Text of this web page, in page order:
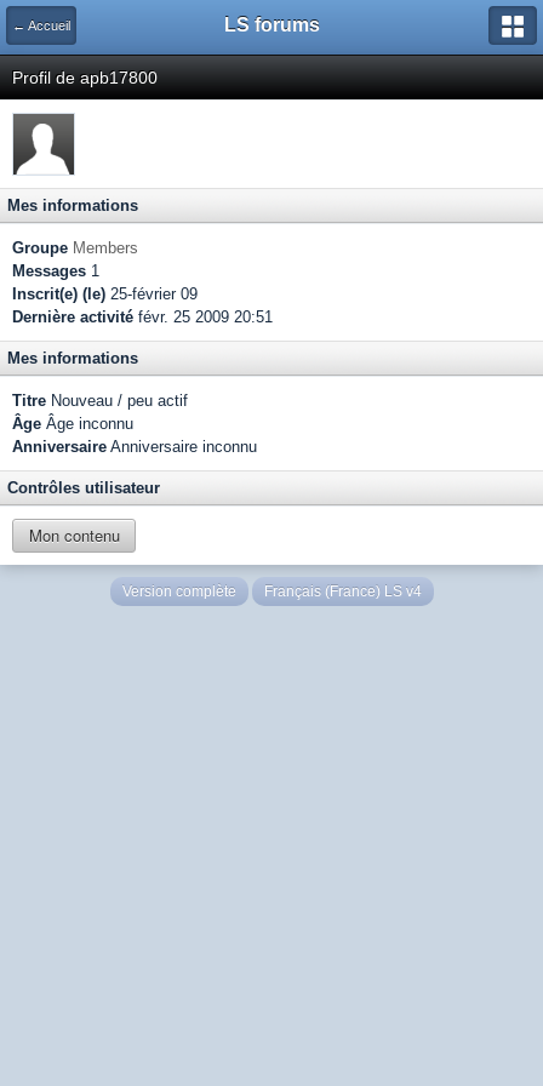
← Accueil LS forums
Profil de apb17800
Mes informations
Groupe Members
Messages 1
Inscrit(e) (le) 25-février 09
Dernière activité févr. 25 2009 20:51
Mes informations
Titre Nouveau / peu actif
Âge Âge inconnu
Anniversaire Anniversaire inconnu
Contrôles utilisateur
Mon contenu
Version complète Français (France) LS v4